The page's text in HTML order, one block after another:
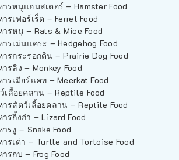
ารหนูแฮมสเตอร์ – Hamster Food
ารเฟอร์เร็ต – Ferret Food
ารหนู – Rats & Mice Food
ารเม่นแคระ – Hedgehog Food
ารกระรอกดิน – Prairie Dog Food
ารลิง – Monkey Food
ารเมียร์แคท – Meerkat Food
เลี้อยคลาน – Reptile Food
ารสัตว์เลี้อยคลาน – Reptile Food
ารกิ้งก่า – Lizard Food
ารงู – Snake Food
ารเต่า – Turtle and Tortoise Food
ารกบ – Frog Food